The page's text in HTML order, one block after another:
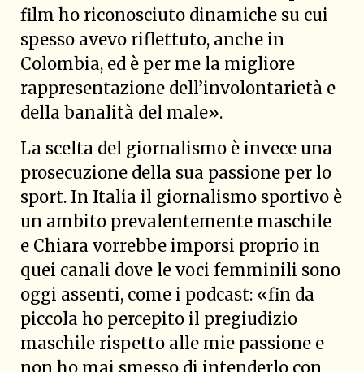
film ho riconosciuto dinamiche su cui
spesso avevo riflettuto, anche in
Colombia, ed è per me la migliore
rappresentazione dell’involontarietà e
della banalità del male».
La scelta del giornalismo è invece una
prosecuzione della sua passione per lo
sport. In Italia il giornalismo sportivo è
un ambito prevalentemente maschile
e Chiara vorrebbe imporsi proprio in
quei canali dove le voci femminili sono
oggi assenti, come i podcast: «fin da
piccola ho percepito il pregiudizio
maschile rispetto alle mie passione e
non ho mai smesso di intenderlo con